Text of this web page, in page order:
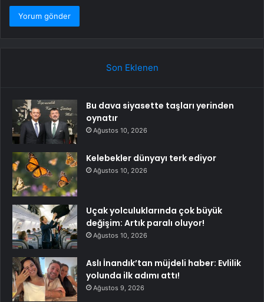
Son Eklenen
Bu dava siyasette taşları yerinden
oynatır
Ağustos 10, 2026
Kelebekler dünyayı terk ediyor
Ağustos 10, 2026
Uçak yolculuklarında çok büyük
değişim: Artık paralı oluyor!
Ağustos 10, 2026
Aslı İnandık’tan müjdeli haber: Evlilik
yolunda ilk adımı attı!
Ağustos 9, 2026